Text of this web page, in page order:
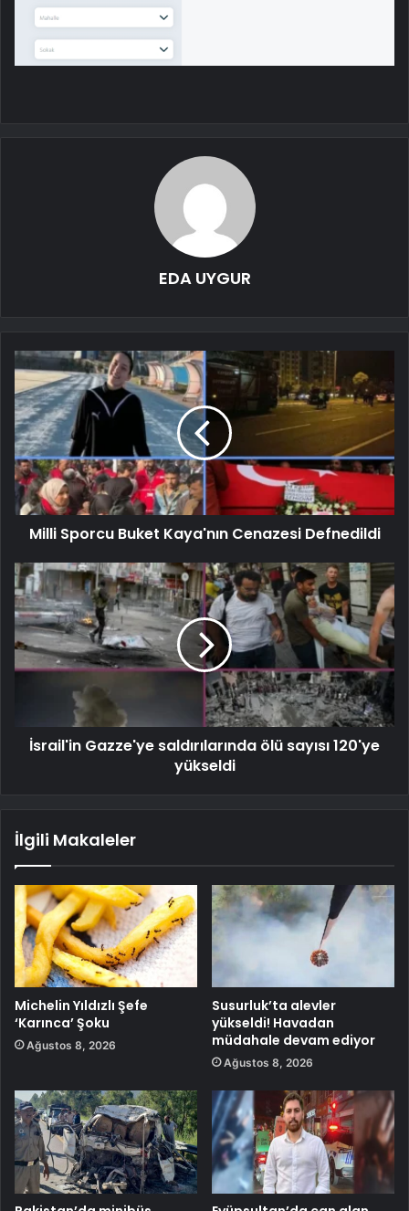
EDA UYGUR
Milli Sporcu Buket Kaya'nın Cenazesi Defnedildi
İsrail'in Gazze'ye saldırılarında ölü sayısı 120'ye
yükseldi
İlgili Makaleler
Michelin Yıldızlı Şefe
‘Karınca’ Şoku
Ağustos 8, 2026
Susurluk’ta alevler
yükseldi! Havadan
müdahale devam ediyor
Ağustos 8, 2026